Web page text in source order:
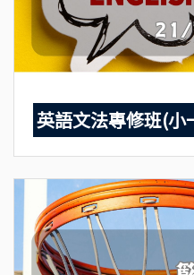
英語文法專修班(小